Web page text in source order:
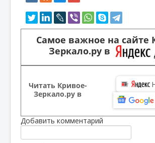
Самое важное на сайте
Зеркало.ру в
Читать Кривое-
Зеркало.ру в
Добавить комментарий